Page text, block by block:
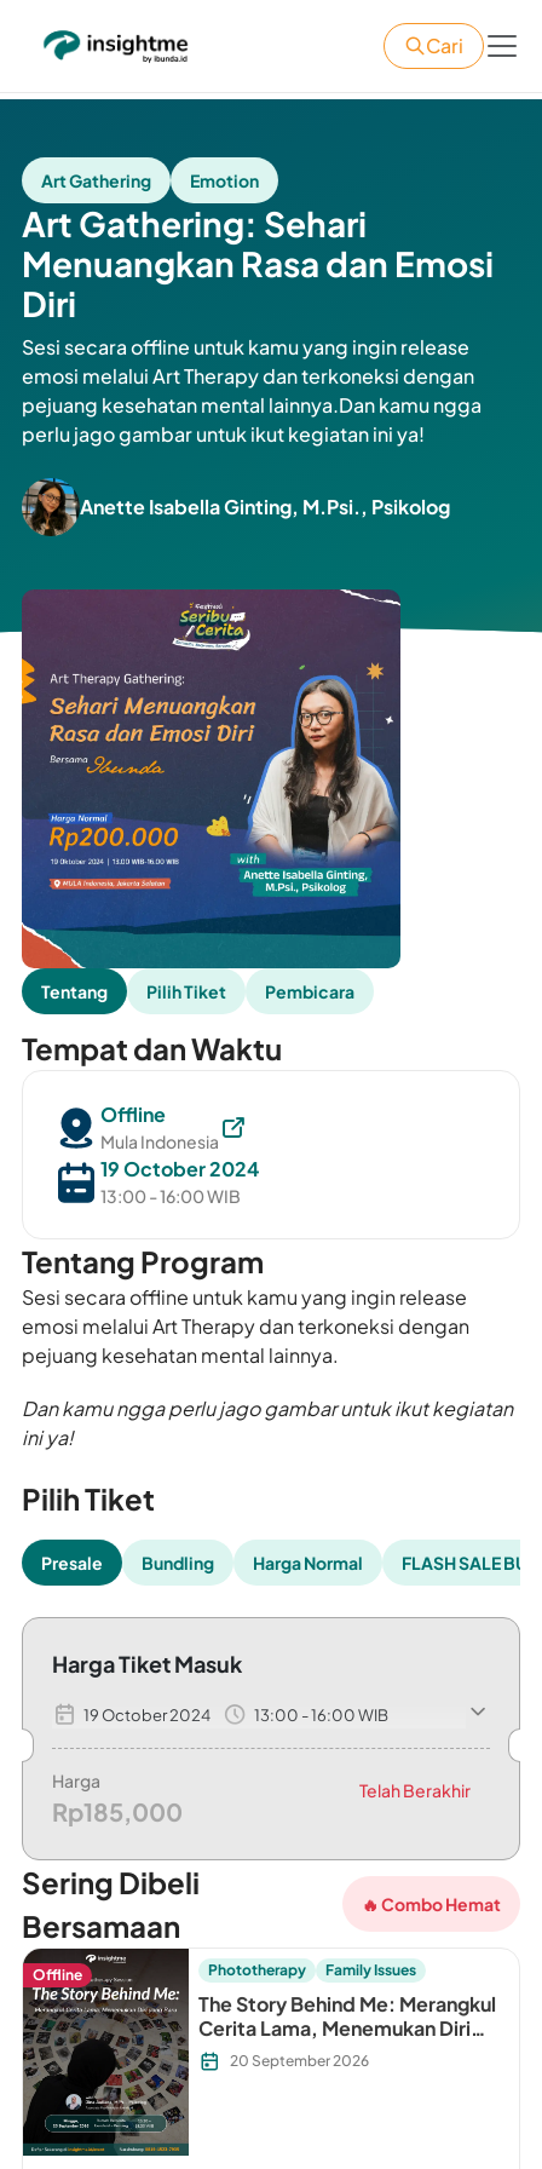
Cari
Art Gathering Emotion
Art Gathering: Sehari
Menuangkan Rasa dan Emosi
Diri
Sesi secara offline untuk kamu yang ingin release
emosi melalui Art Therapy dan terkoneksi dengan
pejuang kesehatan mental lainnya.Dan kamu ngga
perlu jago gambar untuk ikut kegiatan ini ya!
Anette Isabella Ginting, M.Psi., Psikolog
Tentang Pilih Tiket Pembicara
Tempat dan Waktu
Offline
Mula Indonesia
19 October 2024
13:00 - 16:00 WIB
Tentang Program
Sesi secara offline untuk kamu yang ingin release
emosi melalui Art Therapy dan terkoneksi dengan
pejuang kesehatan mental lainnya.
Dan kamu ngga perlu jago gambar untuk ikut kegiatan
ini ya!
Pilih Tiket
Presale Bundling Harga Normal FLASH SALE
Harga Tiket Masuk
19 October 2024 13:00 - 16:00 WIB
Harga sudah termasuk: 1. Free Earth Love Life Product and
Harga
Rp185,000
Telah Berakhir
Sering Dibeli
Bersamaan
🔥 Combo Hemat
Offline Phototherapy Family Issues
The Story Behind Me: Merangkul
Cerita Lama, Menemukan Diri
yang Baru
20 September 2026